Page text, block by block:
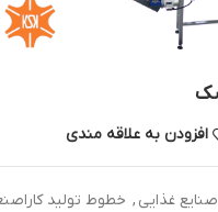
تصویر
افزودن به علاقه مندی
غذایی , خطوط تولید